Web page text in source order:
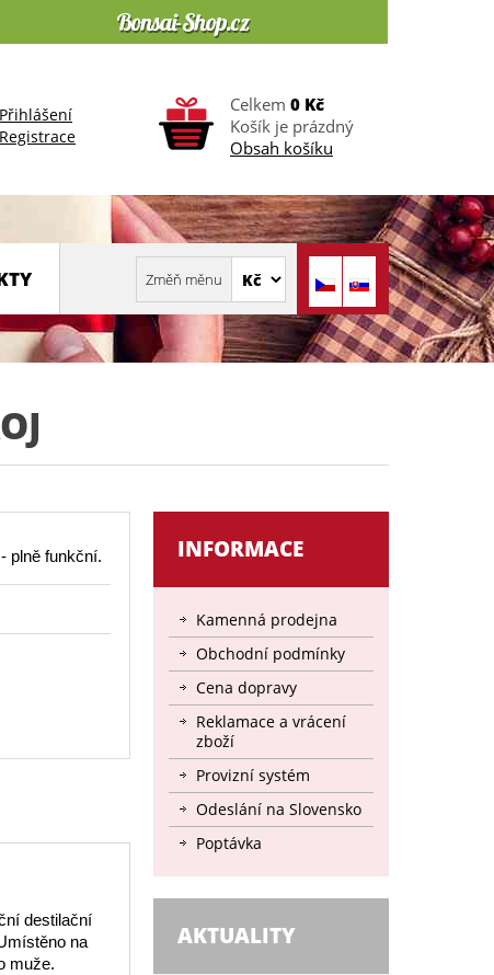
Přihlášení
Registrace
Celkem 0 Kč
Košík je prázdný
Obsah košíku
plně funkční.
destilační
na
muže.
INFORMACE
Kamenná prodejna
Obchodní podmínky
Cena dopravy
Reklamace a vrácení
zboží
Provizní systém
Odeslání na Slovensko
Poptávka
AKTUALITY